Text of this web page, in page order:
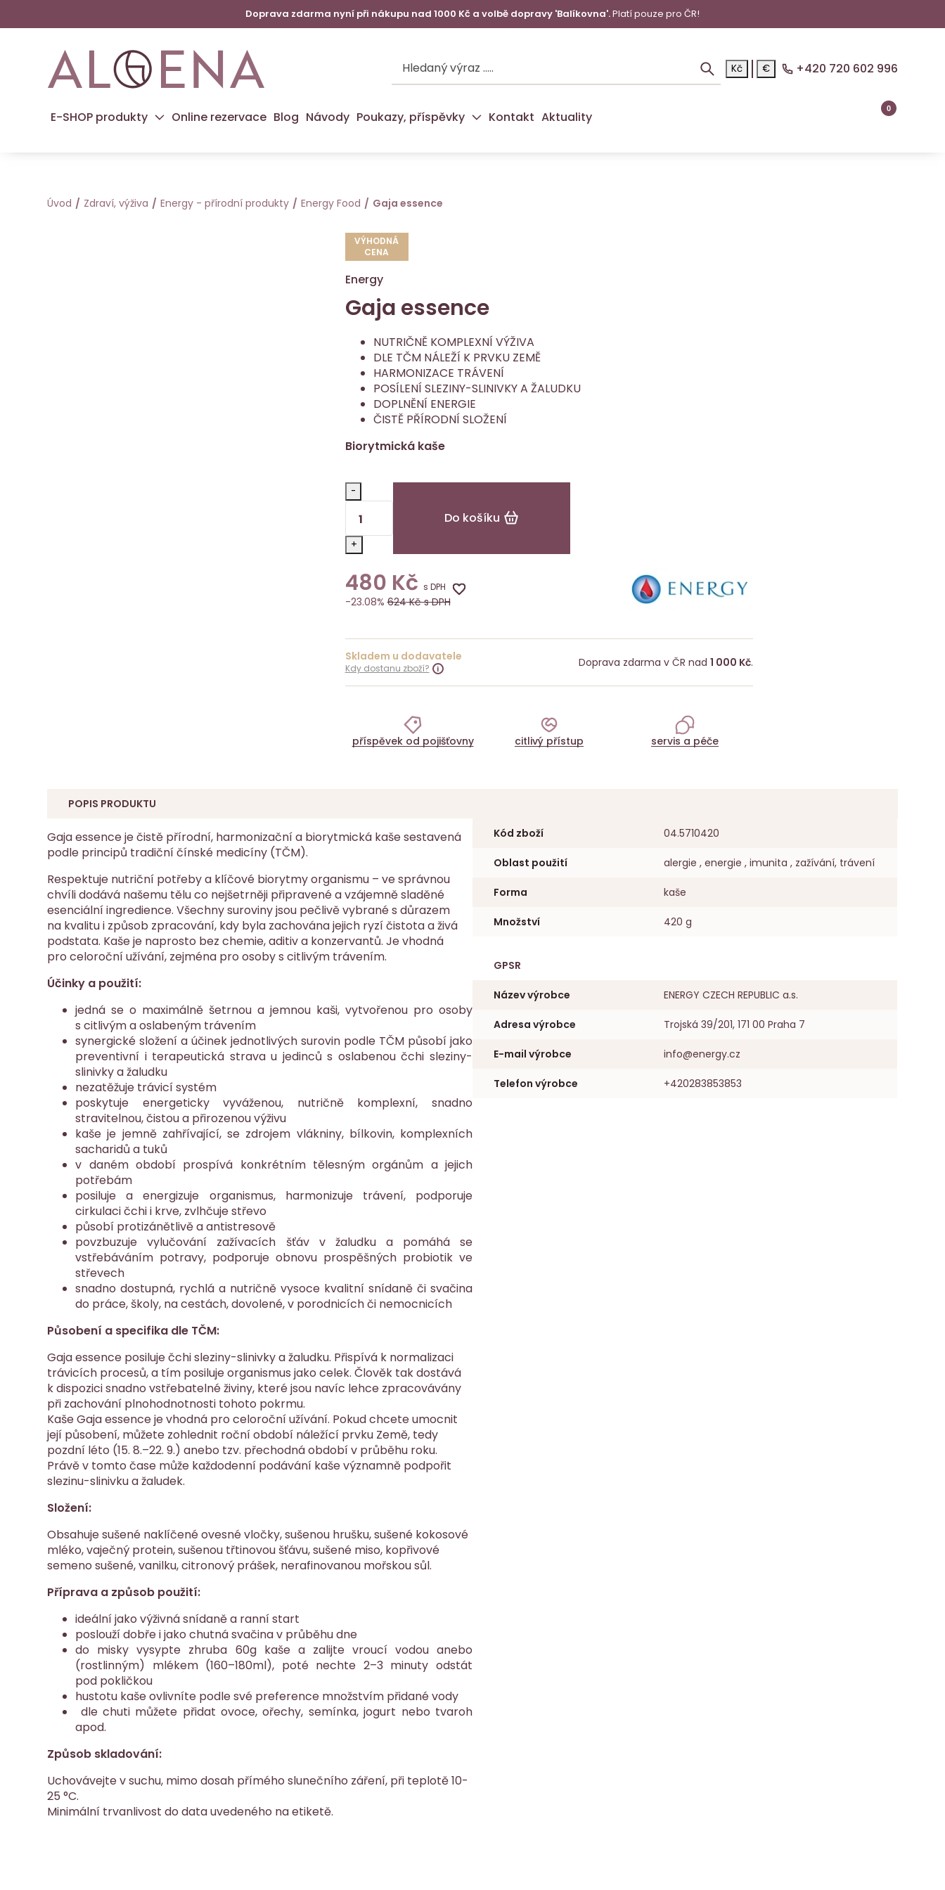
Doprava zdarma nyní při nákupu nad 1000 Kč a volbě dopravy 'Balíkovna'.Platí pouze pro ČR!
Kč € +420 720 602 996
E-SHOP produkty Online rezervace Blog Návody Poukazy, příspěvky Kontakt Aktuality
0
Úvod Zdraví, výživa Energy - přírodní produkty Energy Food Gaja essence
VÝHODNÁ
CENA
Energy
Gaja essence
NUTRIČNĚ KOMPLEXNÍ VÝŽIVA
DLE TČM NÁLEŽÍ K PRVKU ZEMĚ
HARMONIZACE TRÁVENÍ
POSÍLENÍ SLEZINY-SLINIVKY A ŽALUDKU
DOPLNĚNÍ ENERGIE
ČISTĚ PŘÍRODNÍ SLOŽENÍ
Biorytmická kaše
-
+
Do košíku
480 Kč s DPH
-23.08% 624Kč s DPH
Skladem u dodavatele
Kdy dostanu zboží? Doprava zdarma v ČR nad 1 000 Kč.
příspěvek od pojišťovny citlivý přístup servis a péče
POPIS PRODUKTU
Gaja essence je čistě přírodní, harmonizační a biorytmická kaše sestavená
podle principů tradiční čínské medicíny (TČM).
Respektuje nutriční potřeby a klíčové biorytmy organismu – ve správnou
chvíli dodává našemu tělu co nejšetrněji připravené a vzájemně sladěné
esenciální ingredience. Všechny suroviny jsou pečlivě vybrané s důrazem
na kvalitu i způsob zpracování, kdy byla zachována jejich ryzí čistota a živá
podstata. Kaše je naprosto bez chemie, aditiv a konzervantů. Je vhodná
pro celoroční užívání, zejména pro osoby s citlivým trávením.
Účinky a použití:
jedná se o maximálně šetrnou a jemnou kaši, vytvořenou pro osoby
s citlivým a oslabeným trávením
synergické složení a účinek jednotlivých surovin podle TČM působí jako
preventivní i terapeutická strava u jedinců s oslabenou čchi sleziny-
slinivky a žaludku
nezatěžuje trávicí systém
poskytuje energeticky vyváženou, nutričně komplexní, snadno
stravitelnou, čistou a přirozenou výživu
kaše je jemně zahřívající, se zdrojem vlákniny, bílkovin, komplexních
sacharidů a tuků
v daném období prospívá konkrétním tělesným orgánům a jejich
potřebám
posiluje a energizuje organismus, harmonizuje trávení, podporuje
cirkulaci čchi i krve, zvlhčuje střevo
působí protizánětlivě a antistresově
povzbuzuje vylučování zažívacích šťáv v žaludku a pomáhá se
vstřebáváním potravy, podporuje obnovu prospěšných probiotik ve
střevech
snadno dostupná, rychlá a nutričně vysoce kvalitní snídaně či svačina
do práce, školy, na cestách, dovolené, v porodnicích či nemocnicích
Působení a specifika dle TČM:
Gaja essence posiluje čchi sleziny-slinivky a žaludku. Přispívá k normalizaci
trávicích procesů, a tím posiluje organismus jako celek. Člověk tak dostává
k dispozici snadno vstřebatelné živiny, které jsou navíc lehce zpracovávány
při zachování plnohodnotnosti tohoto pokrmu.
Kaše Gaja essence je vhodná pro celoroční užívání. Pokud chcete umocnit
její působení, můžete zohlednit roční období náležící prvku Země, tedy
pozdní léto (15. 8.–22. 9.) anebo tzv. přechodná období v průběhu roku.
Právě v tomto čase může každodenní podávání kaše významně podpořit
slezinu-slinivku a žaludek.
Složení:
Obsahuje sušené naklíčené ovesné vločky, sušenou hrušku, sušené kokosové
mléko, vaječný protein, sušenou třtinovou šťávu, sušené miso, kopřivové
semeno sušené, vanilku, citronový prášek, nerafinovanou mořskou sůl.
Příprava a způsob použití:
ideální jako výživná snídaně a ranní start
poslouží dobře i jako chutná svačina v průběhu dne
do misky vysypte zhruba 60g kaše a zalijte vroucí vodou anebo
(rostlinným) mlékem (160–180ml), poté nechte 2–3 minuty odstát
pod pokličkou
hustotu kaše ovlivníte podle své preference množstvím přidané vody
dle chuti můžete přidat ovoce, ořechy, semínka, jogurt nebo tvaroh
apod.
Způsob skladování:
Uchovávejte v suchu, mimo dosah přímého slunečního záření, při teplotě 10-
25 °C.
Minimální trvanlivost do data uvedeného na etiketě.
Kód zboží 04.5710420
Oblast použití alergie , energie , imunita , zažívání, trávení
Forma kaše
Množství 420 g
GPSR
Název výrobce ENERGY CZECH REPUBLIC a.s.
Adresa výrobce Trojská 39/201, 171 00 Praha 7
E-mail výrobce info@energy.cz
Telefon výrobce +420283853853